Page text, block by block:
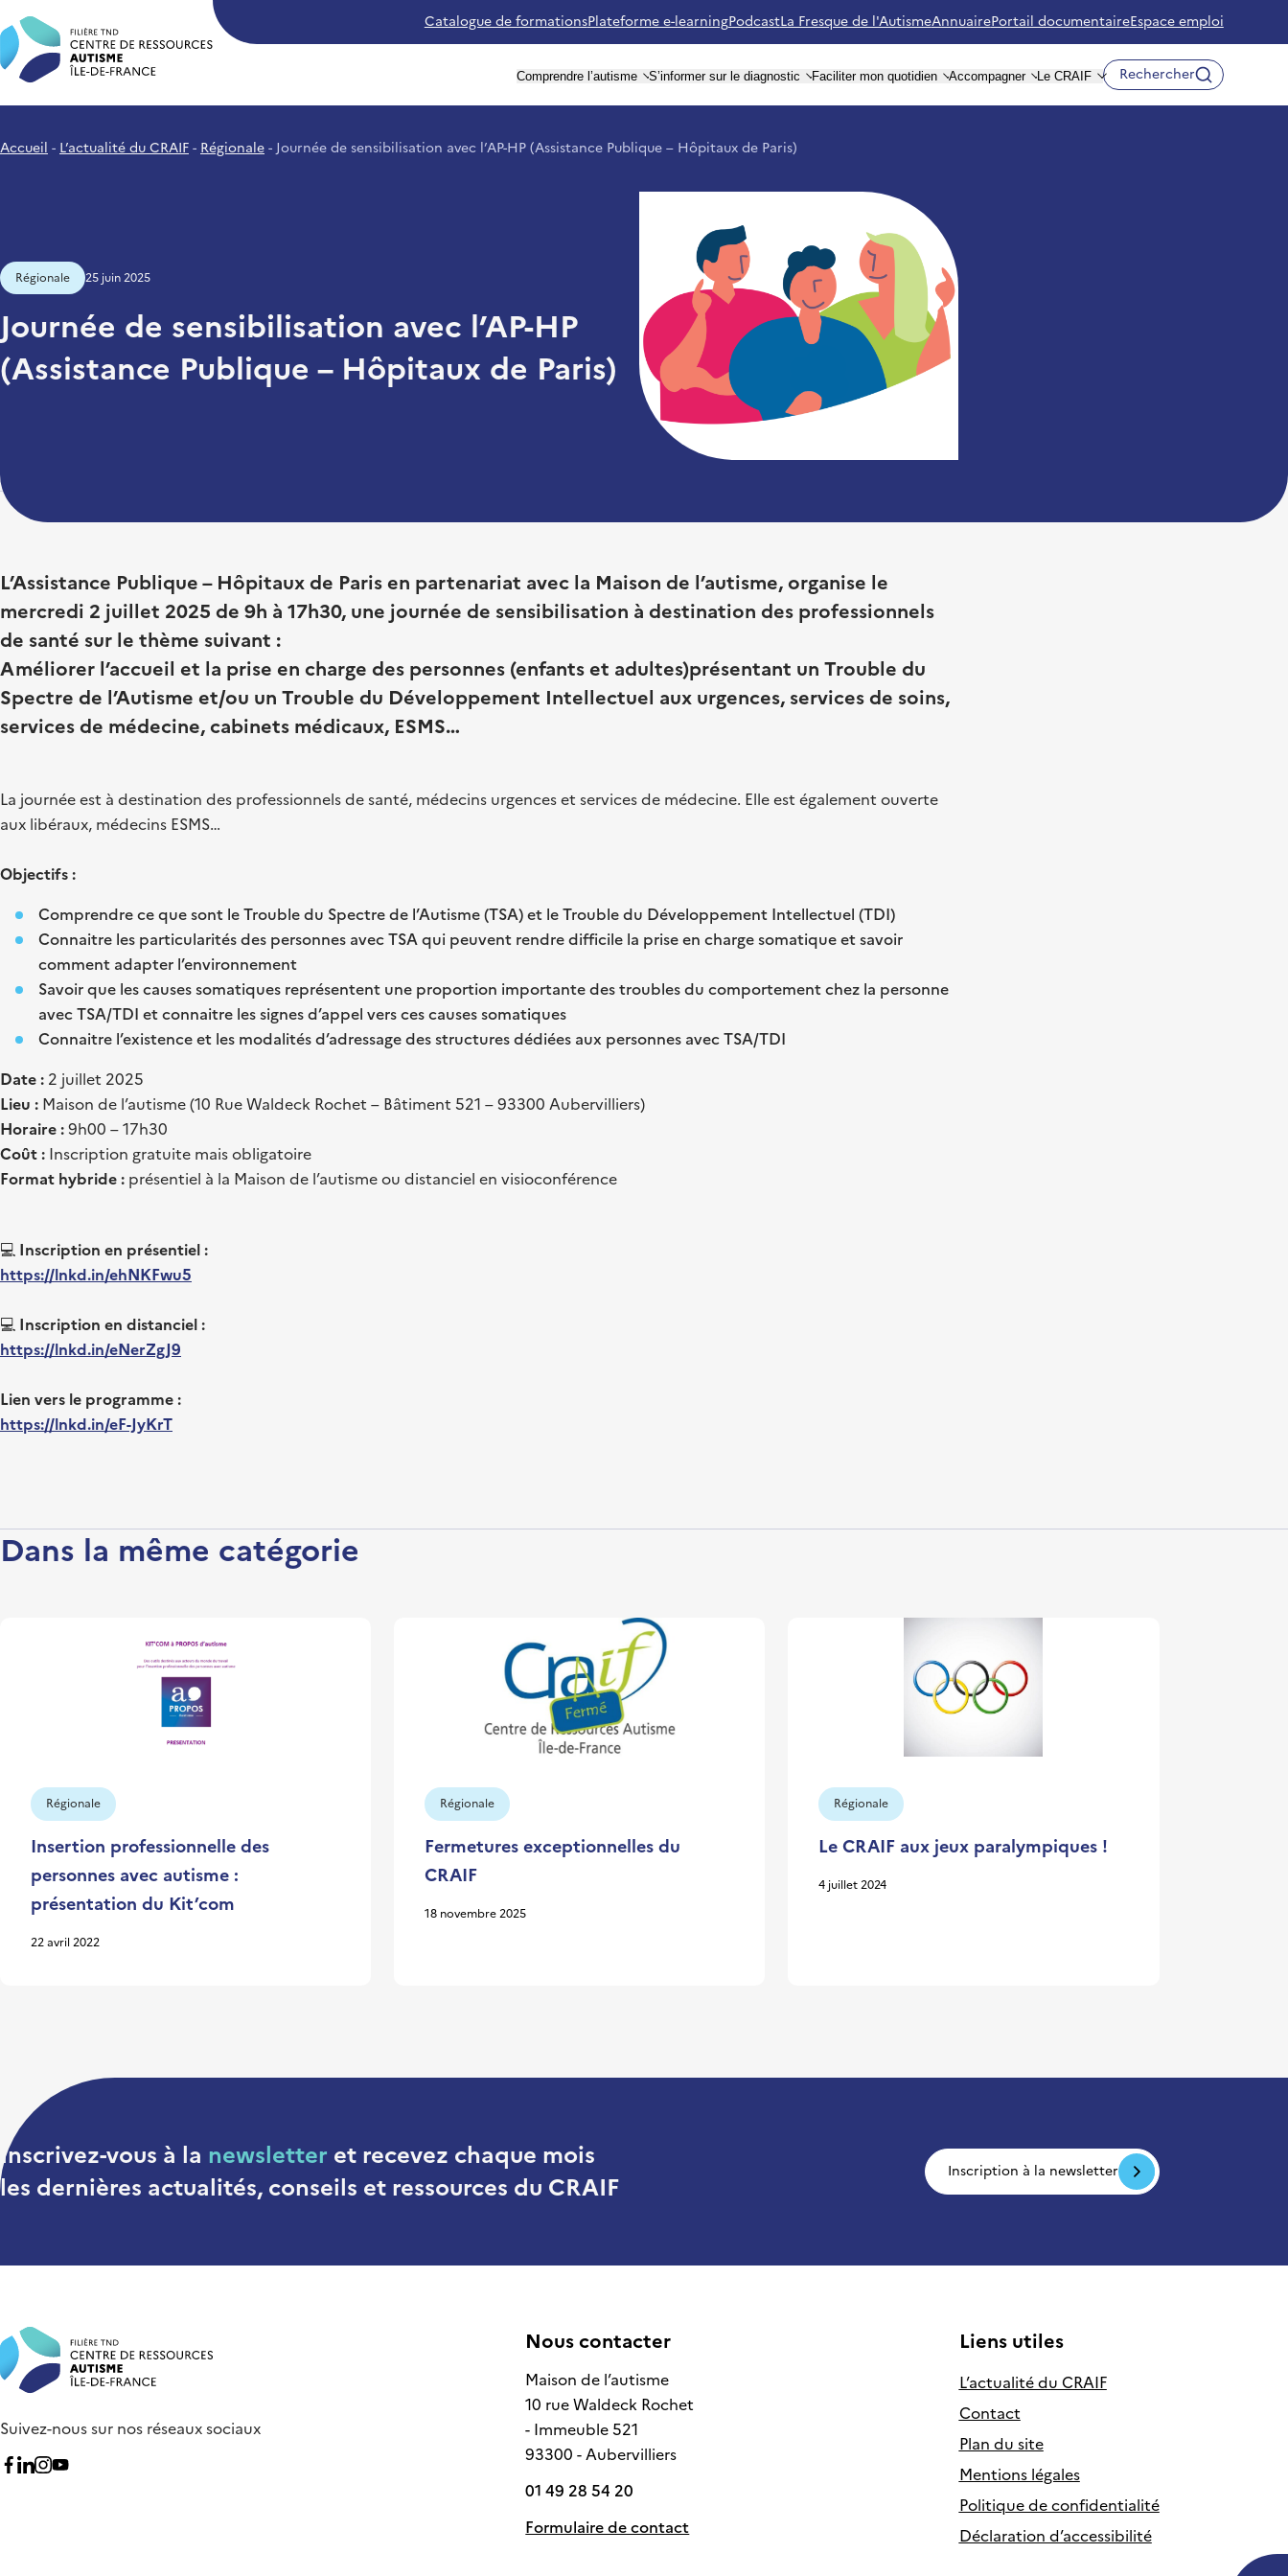
Craif - Centre de Ressources Autisme Ile-de-France (retour à l'accueil)
Catalogue de formationsPlateforme e-learningPodcastLa Fresque de l'AutismeAnnuairePortail documentaireEspace emploi
Comprendre l’autisme S’informer sur le diagnostic Faciliter mon quotidien Accompagner Le CRAIF Rechercher
Accueil L’actualité du CRAIF Régionale Journée de sensibilisation avec l’AP-HP (Assistance Publique – Hôpitaux de Paris)
Régionale 25 juin 2025
Journée de sensibilisation avec l’AP-HP
(Assistance Publique – Hôpitaux de Paris)
L’Assistance Publique – Hôpitaux de Paris en partenariat avec la Maison de l’autisme, organise le
mercredi 2 juillet 2025 de 9h à 17h30, une journée de sensibilisation à destination des professionnels
de santé sur le thème suivant :
Améliorer l’accueil et la prise en charge des personnes (enfants et adultes)présentant un Trouble du
Spectre de l’Autisme et/ou un Trouble du Développement Intellectuel aux urgences, services de soins,
services de médecine, cabinets médicaux, ESMS…
La journée est à destination des professionnels de santé, médecins urgences et services de médecine. Elle est également ouverte
aux libéraux, médecins ESMS…
Objectifs :
Comprendre ce que sont le Trouble du Spectre de l’Autisme (TSA) et le Trouble du Développement Intellectuel (TDI)
Connaitre les particularités des personnes avec TSA qui peuvent rendre difficile la prise en charge somatique et savoir
comment adapter l’environnement
Savoir que les causes somatiques représentent une proportion importante des troubles du comportement chez la personne
avec TSA/TDI et connaitre les signes d’appel vers ces causes somatiques
Connaitre l’existence et les modalités d’adressage des structures dédiées aux personnes avec TSA/TDI
Date : 2 juillet 2025
Lieu : Maison de l’autisme (10 Rue Waldeck Rochet – Bâtiment 521 – 93300 Aubervilliers)
Horaire :9h00 – 17h30
Coût : Inscription gratuite mais obligatoire
Format hybride : présentiel à la Maison de l’autisme ou distanciel en visioconférence
💻 Inscription en présentiel :
https://lnkd.in/ehNKFwu5
💻 Inscription en distanciel :
https://lnkd.in/eNerZgJ9
Lien vers le programme :
https://lnkd.in/eF-JyKrT
Dans la même catégorie
Régionale
Insertion professionnelle des
personnes avec autisme :
présentation du Kit’com
22 avril 2022
Régionale
Fermetures exceptionnelles du
CRAIF
18 novembre 2025
Régionale
Le CRAIF aux jeux paralympiques !
4 juillet 2024
Inscrivez-vous à la newsletter et recevez chaque mois
les dernières actualités, conseils et ressources du CRAIF
Inscription à la newsletter
Suivez-nous sur nos réseaux sociaux
Nous suivre sur Facebook
Nous suivre sur Linkedin
Nous suivre sur Instagram
Nous suivre sur Youtube
Nous contacter
Maison de l’autisme
10 rue Waldeck Rochet
- Immeuble 521
93300 - Aubervilliers
01 49 28 54 20
Formulaire de contact
Liens utiles
L’actualité du CRAIF
Contact
Plan du site
Mentions légales
Politique de confidentialité
Déclaration d’accessibilité